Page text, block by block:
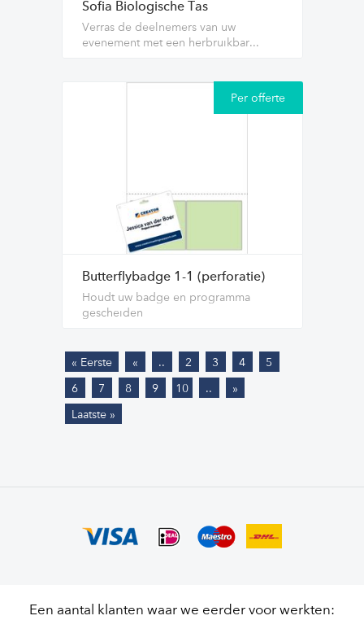
Sofia Biologische Tas
Verras de deelnemers van uw
evenement met een herbruikbar...
Per offerte
Butterflybadge 1-1 (perforatie)
Houdt uw badge en programma
gescheiden
« Eerste « .. 2 3 4
5
6
7 8 9 10 ..
»
Laatste »
Een aantal klanten waar we eerder voor werkten: